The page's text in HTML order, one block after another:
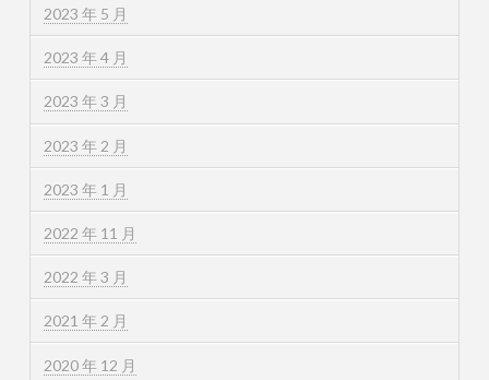
2023 年 5 月
2023 年 4 月
2023 年 3 月
2023 年 2 月
2023 年 1 月
2022 年 11 月
2022 年 3 月
2021 年 2 月
2020 年 12 月